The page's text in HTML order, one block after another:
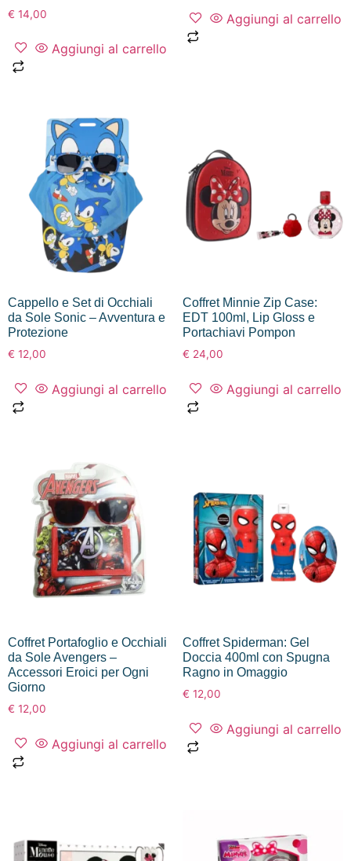
€ 14,00
Aggiungi al carrello
Aggiungi al carrello
Cappello e Set di Occhiali
da Sole Sonic – Avventura e
Protezione
€ 12,00
Aggiungi al carrello
Coffret Minnie Zip Case:
EDT 100ml, Lip Gloss e
Portachiavi Pompon
€ 24,00
Aggiungi al carrello
Coffret Portafoglio e Occhiali
da Sole Avengers –
Accessori Eroici per Ogni
Giorno
€ 12,00
Aggiungi al carrello
Coffret Spiderman: Gel
Doccia 400ml con Spugna
Ragno in Omaggio
€ 12,00
Aggiungi al carrello